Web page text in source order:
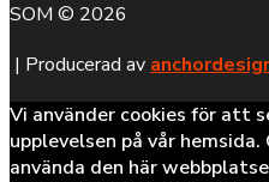
SOM © 2026
| Producerad av
Vi använder cookies för att
upplevelsen på vår
använda den här